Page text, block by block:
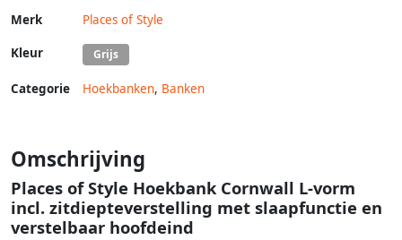
Merk Places of Style
Kleur Grijs
Categorie Hoekbanken, Banken
Omschrijving
Places of Style Hoekbank Cornwall L-vorm
incl. zitdiepteverstelling met slaapfunctie en
verstelbaar hoofdeind